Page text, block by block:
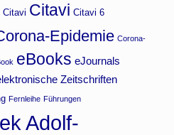
Citavi Citavi Citavi 6
Epidemie Corona-
eBooks eJournals
Zeitschriften
Fernleihe Führungen
Adolf-